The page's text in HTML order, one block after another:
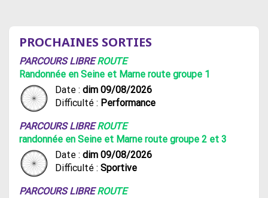
PROCHAINES SORTIES
PARCOURS LIBREROUTE
Randonnée en Seine et Marne route groupe 1
Date : dim 09/08/2026
Difficulté : Performance
PARCOURS LIBREROUTE
randonnée en Seine et Marne route groupe 2 et 3
Date : dim 09/08/2026
Difficulté : Sportive
PARCOURS LIBREROUTE